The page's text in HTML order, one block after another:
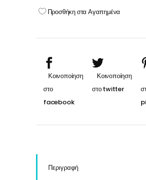
ΣΑΝΤΡΕ
Προσθήκη στα Αγαπημένα
Περιγραφή